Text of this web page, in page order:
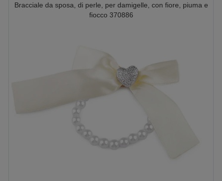
Bracciale da sposa, di perle, per damigelle, con fiore, piuma e
fiocco 370886